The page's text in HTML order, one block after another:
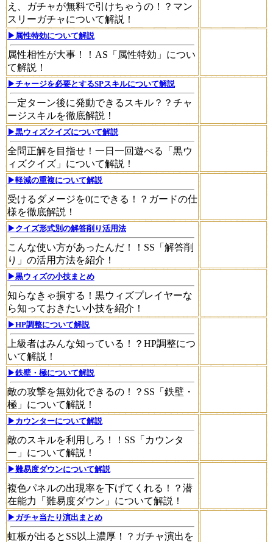
え、ガチャが無料で引けちゃうの！？マン
スリーガチャについて解説！
▶属性特効について解説
属性相性が大事！！AS「属性特効」につい
て解説！
▶チャージを必要とするSPスキルについて解説
一定ターン後に発動できるスキル？？チャ
ージスキルを徹底解説！
▶黒ウィズクイズについて解説
全問正解を目指せ！一日一回遊べる「黒ウ
ィズクイズ」について解説！
▶軽減の重複について解説
受けるダメージを0にできる！？ガードの仕
様を徹底解説！
▶クイズ形式別の解答削り活用法
こんな使い方があったんだ！！SS「解答削
り」の活用方法を紹介！
▶黒ウィズの小技まとめ
知らなきゃ損する！黒ウィズプレイヤーな
ら知っておきたい小技を紹介！
▶HP調整について解説
上級者はみんな知っている！？HP調整につ
いて解説！
▶鉄壁・極について解説
敵の攻撃を無効化できるの！？SS「鉄壁・
極」について解説！
▶カウンターについて解説
敵のスキルを利用しろ！！SS「カウンタ
ー」について解説！
▶難易度ダウンについて解説
複色パネルの出現率を下げてくれる！？潜
在能力「難易度ダウン」について解説！
▶ガチャ当たり演出まとめ
虹板が出るとSS以上濃厚！？ガチャ演出を